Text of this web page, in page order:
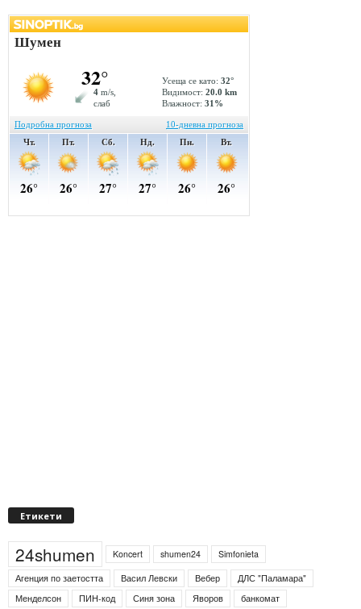
Етикети
24shumen Koncert shumen24
Simfonieta
Агенция по заетостта
Васил Левски Вебер
ДЛС "Паламара"
Менделсон
ПИН-код Синя зона Яворов
банкомат